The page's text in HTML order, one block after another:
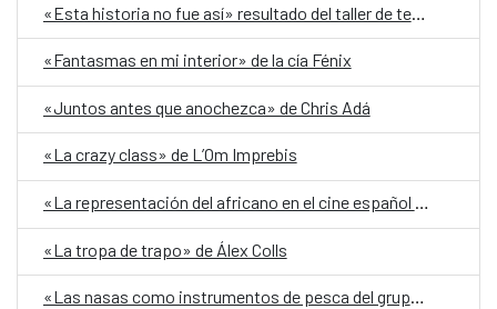
«Esta historia no fue así» resultado del taller de teatro del CCEM
«Fantasmas en mi interior» de la cía Fénix
«Juntos antes que anochezca» de Chris Adá
«La crazy class» de L’Om Imprebis
«La representación del africano en el cine español desde la segunda mitad del siglo XX», por José Manuel Maroto
«La tropa de trapo» de Álex Colls
«Las nasas como instrumentos de pesca del grupo étnico fang», por Jaime Abeso Ondó